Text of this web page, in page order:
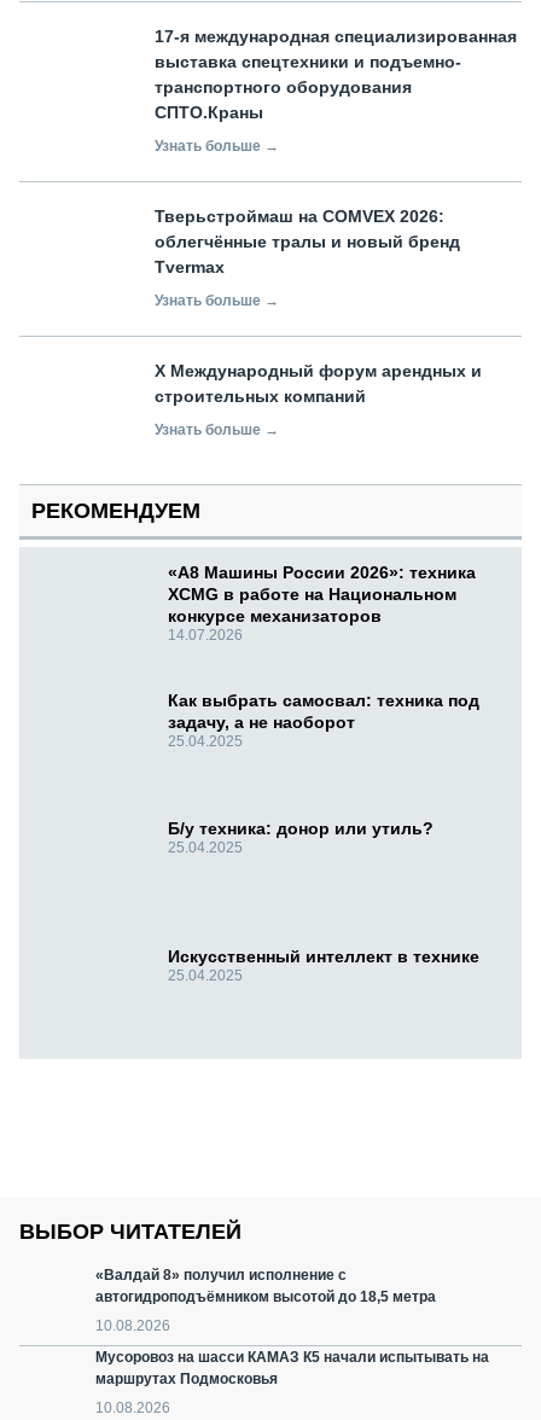
17-я международная специализированная
выставка спецтехники и подъемно-
транспортного оборудования
СПТО.Краны
Узнать больше →
Тверьстроймаш на COMVEX 2026:
облегчённые тралы и новый бренд
Tvermax
Узнать больше →
X Международный форум арендных и
строительных компаний
Узнать больше →
РЕКОМЕНДУЕМ
«А8 Машины России 2026»: техника
XCMG в работе на Национальном
конкурсе механизаторов
14.07.2026
Как выбрать самосвал: техника под
задачу, а не наоборот
25.04.2025
Б/у техника: донор или утиль?
25.04.2025
Искусственный интеллект в технике
25.04.2025
ВЫБОР ЧИТАТЕЛЕЙ
«Валдай 8» получил исполнение с
автогидроподъёмником высотой до 18,5 метра
10.08.2026
Мусоровоз на шасси КАМАЗ К5 начали испытывать на
маршрутах Подмосковья
10.08.2026